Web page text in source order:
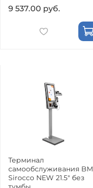
9 537.00 руб.
Терминал
самообслуживания BM
Sirocco NEW 21.5" без